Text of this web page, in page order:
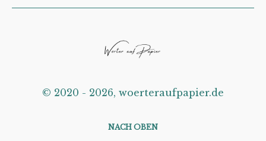
©️ 2020 - 2026, woerteraufpapier.de
NACH OBEN